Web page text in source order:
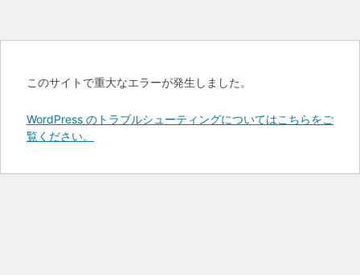
このサイトで重大なエラーが発生しました。
WordPress のトラブルシューティングについてはこちらをご
覧ください。